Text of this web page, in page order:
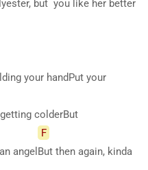
but you like her better
your handPut your
colderBut
angel
F
But then again, kinda